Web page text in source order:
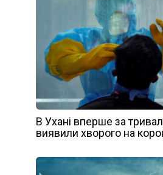
В Ухані вперше за
виявили хворого на